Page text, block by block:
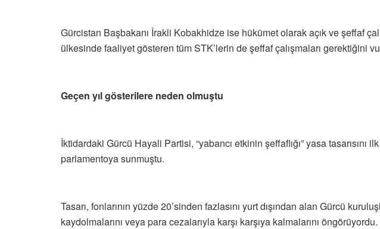
Gürcistan Başbakanı İrakli Kobakhidze ise hükümet olarak açık ve şeffaf
ülkesinde faaliyet gösteren tüm STK’lerin de şeffaf çalışmaları gerektiğini
Geçen yıl gösterilere neden olmuştu
İktidardaki Gürcü Hayali Partisi, “yabancı etkinin şeffaflığı” yasa tasarısını
parlamentoya sunmuştu.
Tasarı, fonlarının yüzde 20’sinden fazlasını yurt dışından alan Gürcü
kaydolmalarını veya para cezalarıyla karşı karşıya kalmalarını öngörüyordu.